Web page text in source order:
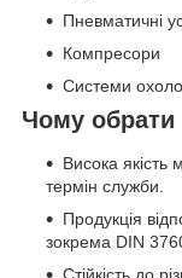
Пневматичні
Компресори
Системи
Чому обрати
Висока якість
термін служби.
Продукція
зокрема DIN